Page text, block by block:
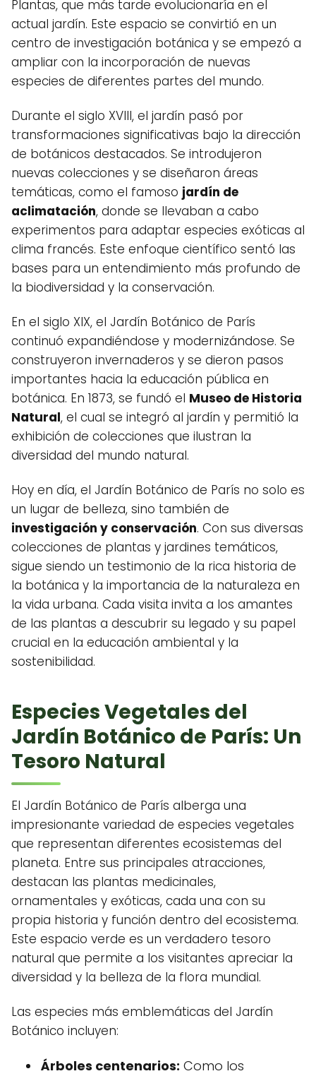
Plantas, que más tarde evolucionaría en el
actual jardín. Este espacio se convirtió en un
centro de investigación botánica y se empezó a
ampliar con la incorporación de nuevas
especies de diferentes partes del mundo.
Durante el siglo XVIII, el jardín pasó por
transformaciones significativas bajo la dirección
de botánicos destacados. Se introdujeron
nuevas colecciones y se diseñaron áreas
temáticas, como el famoso jardín de
aclimatación, donde se llevaban a cabo
experimentos para adaptar especies exóticas al
clima francés. Este enfoque científico sentó las
bases para un entendimiento más profundo de
la biodiversidad y la conservación.
En el siglo XIX, el Jardín Botánico de París
continuó expandiéndose y modernizándose. Se
construyeron invernaderos y se dieron pasos
importantes hacia la educación pública en
botánica. En 1873, se fundó el Museo de Historia
Natural, el cual se integró al jardín y permitió la
exhibición de colecciones que ilustran la
diversidad del mundo natural.
Hoy en día, el Jardín Botánico de París no solo es
un lugar de belleza, sino también de
investigación y conservación. Con sus diversas
colecciones de plantas y jardines temáticos,
sigue siendo un testimonio de la rica historia de
la botánica y la importancia de la naturaleza en
la vida urbana. Cada visita invita a los amantes
de las plantas a descubrir su legado y su papel
crucial en la educación ambiental y la
sostenibilidad.
Especies Vegetales del
Jardín Botánico de París: Un
Tesoro Natural
El Jardín Botánico de París alberga una
impresionante variedad de especies vegetales
que representan diferentes ecosistemas del
planeta. Entre sus principales atracciones,
destacan las plantas medicinales,
ornamentales y exóticas, cada una con su
propia historia y función dentro del ecosistema.
Este espacio verde es un verdadero tesoro
natural que permite a los visitantes apreciar la
diversidad y la belleza de la flora mundial.
Las especies más emblemáticas del Jardín
Botánico incluyen:
Árboles centenarios: Como los